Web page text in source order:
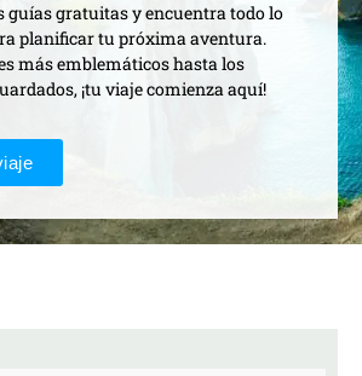
guías gratuitas y encuentra todo lo
planificar tu próxima aventura.
más emblemáticos hasta los
¡tu viaje comienza aquí!